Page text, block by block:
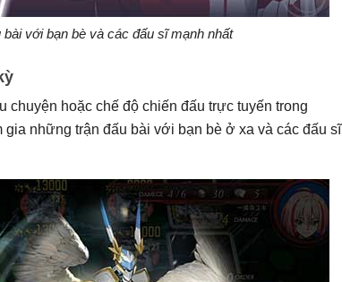
với bạn bè và các đấu sĩ mạnh nhất
hoặc chế độ chiến đấu trực tuyến trong
gia những trận đấu bài với bạn bè ở xa và các đấu sĩ